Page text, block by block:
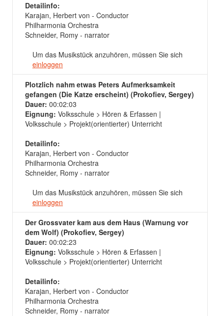
Detailinfo:
Karajan, Herbert von - Conductor
Philharmonia Orchestra
Schneider, Romy - narrator
Um das Musikstück anzuhören, müssen Sie sich
einloggen
Plotzlich nahm etwas Peters Aufmerksamkeit
gefangen (Die Katze erscheint) (Prokofiev, Sergey)
Dauer: 00:02:03
Eignung: Volksschule > Hören & Erfassen |
Volksschule > Projekt(orientierter) Unterricht
Detailinfo:
Karajan, Herbert von - Conductor
Philharmonia Orchestra
Schneider, Romy - narrator
Um das Musikstück anzuhören, müssen Sie sich
einloggen
Der Grossvater kam aus dem Haus (Warnung vor
dem Wolf) (Prokofiev, Sergey)
Dauer: 00:02:23
Eignung: Volksschule > Hören & Erfassen |
Volksschule > Projekt(orientierter) Unterricht
Detailinfo:
Karajan, Herbert von - Conductor
Philharmonia Orchestra
Schneider, Romy - narrator